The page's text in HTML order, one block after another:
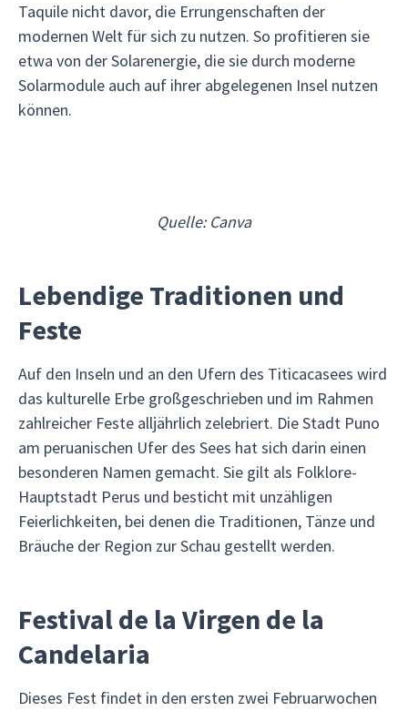
Taquile nicht davor, die Errungenschaften der
modernen Welt für sich zu nutzen. So profitieren sie
etwa von der Solarenergie, die sie durch moderne
Solarmodule auch auf ihrer abgelegenen Insel nutzen
können.
Quelle: Canva
Lebendige Traditionen und
Feste
Auf den Inseln und an den Ufern des Titicacasees wird
das kulturelle Erbe großgeschrieben und im Rahmen
zahlreicher Feste alljährlich zelebriert. Die Stadt Puno
am peruanischen Ufer des Sees hat sich darin einen
besonderen Namen gemacht. Sie gilt als Folklore-
Hauptstadt Perus und besticht mit unzähligen
Feierlichkeiten, bei denen die Traditionen, Tänze und
Bräuche der Region zur Schau gestellt werden.
Festival de la Virgen de la
Candelaria
Dieses Fest findet in den ersten zwei Februarwochen